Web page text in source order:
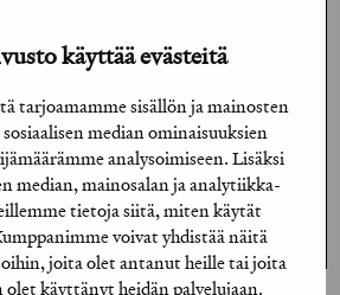
käyttää evästeitä
tarjoamamme sisällön ja mainosten
median ominaisuuksien
analysoimiseen. Lisäksi
median, mainosalan ja analytiikka-
tietoja siitä, miten käytät
voivat yhdistää näitä
joita olet antanut heille tai joita
käyttänyt heidän palvelujaan.
/ tahot: